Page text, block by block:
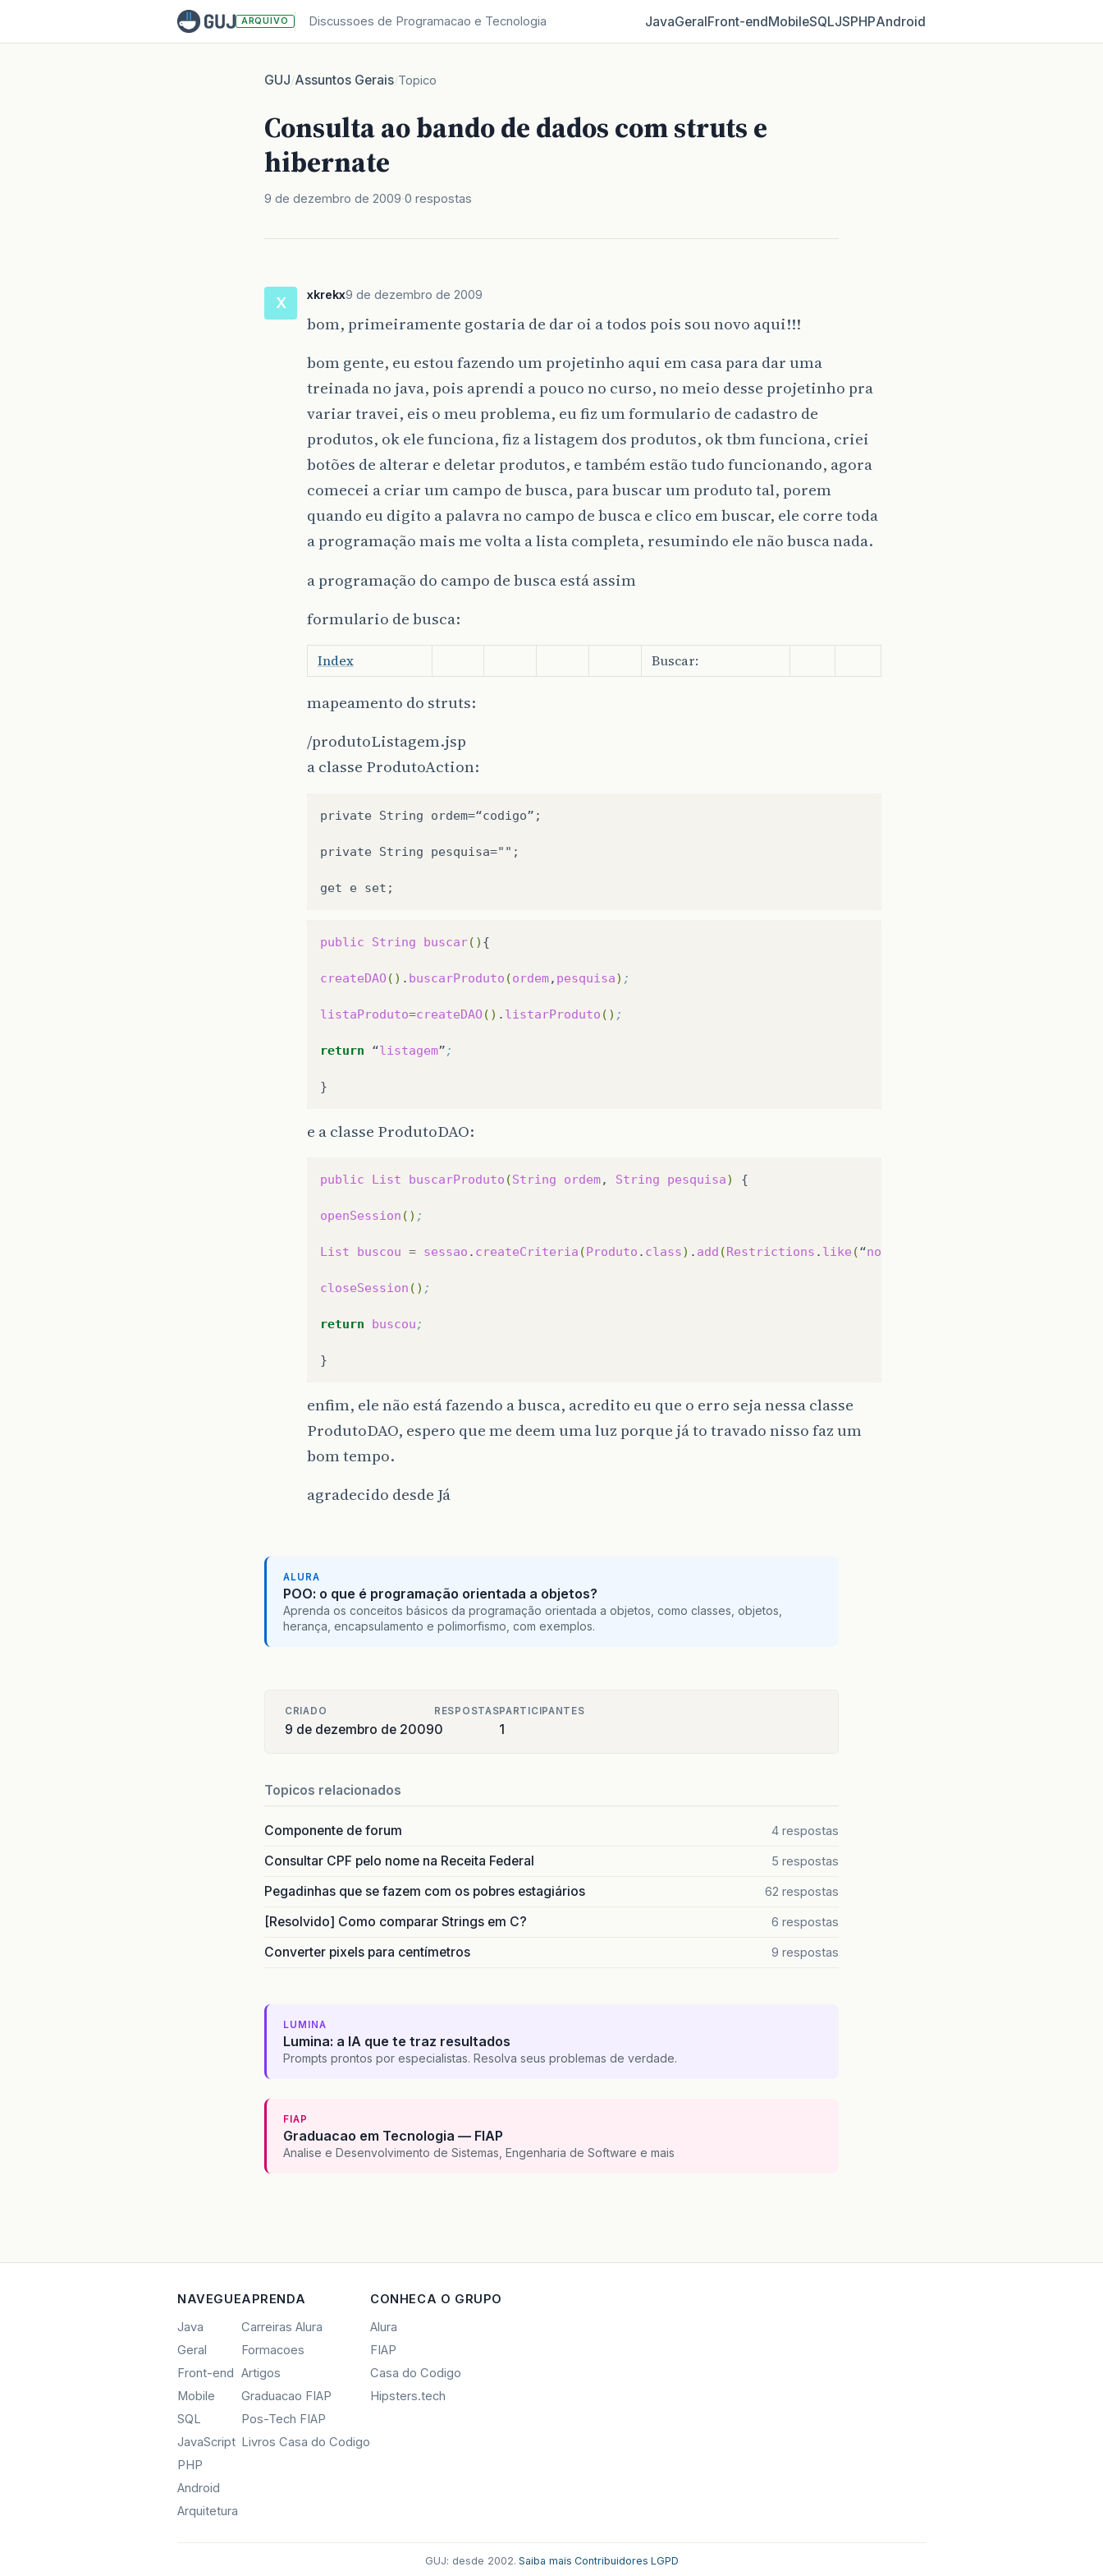
ARQUIVO Discussoes de Programacao e Tecnologia JavaGeralFront‑endMobileSQLJSPHPAndroid
GUJ/Assuntos Gerais/Topico
Consulta ao bando de dados com struts e
hibernate
9 de dezembro de 2009 0 respostas
X xkrekx9 de dezembro de 2009
bom, primeiramente gostaria de dar oi a todos pois sou novo aqui!!!
bom gente, eu estou fazendo um projetinho aqui em casa para dar uma
treinada no java, pois aprendi a pouco no curso, no meio desse projetinho pra
variar travei, eis o meu problema, eu fiz um formulario de cadastro de
produtos, ok ele funciona, fiz a listagem dos produtos, ok tbm funciona, criei
botões de alterar e deletar produtos, e também estão tudo funcionando, agora
comecei a criar um campo de busca, para buscar um produto tal, porem
quando eu digito a palavra no campo de busca e clico em buscar, ele corre toda
a programação mais me volta a lista completa, resumindo ele não busca nada.
a programação do campo de busca está assim
formulario de busca:
Index Buscar:
mapeamento do struts:
/produtoListagem.jsp
a classe ProdutoAction:
private String ordem=“codigo”;
private String pesquisa="";
public String buscar() {
createDAO() . buscarProduto (ordem, pesquisa) ;
listaProduto=createDAO() . listarProduto () ;
return “listagem”;
e a classe ProdutoDAO:
public List buscarProduto (String ordem, String pesquisa) {
openSession () ;
List buscou = sessao . createCriteria (Produto . class) . add (Restrictions . like (“nome
closeSession () ;
return buscou;
enfim, ele não está fazendo a busca, acredito eu que o erro seja nessa classe
ProdutoDAO, espero que me deem uma luz porque já to travado nisso faz um
bom tempo.
agradecido desde Já
ALURA
POO: o que é programação orientada a objetos?
Aprenda os conceitos básicos da programação orientada a objetos, como classes, objetos,
herança, encapsulamento e polimorfismo, com exemplos.
CRIADO
9 de dezembro de 2009
RESPOSTAS
0
PARTICIPANTES
1
Topicos relacionados
Componente de forum 4 respostas
Consultar CPF pelo nome na Receita Federal 5 respostas
Pegadinhas que se fazem com os pobres estagiários 62 respostas
[Resolvido] Como comparar Strings em C? 6 respostas
Converter pixels para centímetros 9 respostas
LUMINA
Lumina: a IA que te traz resultados
Prompts prontos por especialistas. Resolva seus problemas de verdade.
FIAP
Graduacao em Tecnologia — FIAP
Analise e Desenvolvimento de Sistemas, Engenharia de Software e mais
NAVEGUE
Java
Geral
Front-end
Mobile
SQL
JavaScript
PHP
Android
Arquitetura
APRENDA
Carreiras Alura
Formacoes
Artigos
Graduacao FIAP
Pos-Tech FIAP
Livros Casa do Codigo
CONHECA O GRUPO
Alura
FIAP
Casa do Codigo
Hipsters.tech
GUJ: desde 2002.·Saiba mais·Contribuidores·LGPD